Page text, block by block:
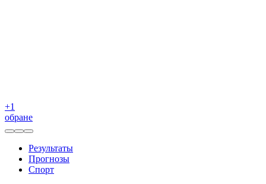
+1
обране
Результаты
Прогнозы
Спорт